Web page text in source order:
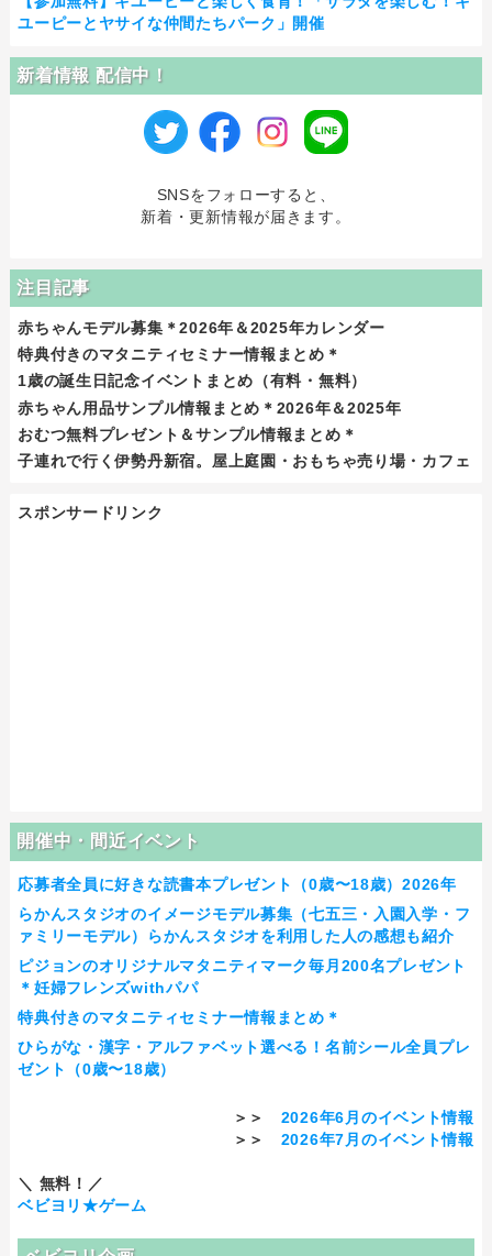
ユーピーとヤサイな仲間たちパーク」開催
新着情報 配信中！
SNSをフォローすると、
新着・更新情報が届きます。
注目記事
赤ちゃんモデル募集＊2026年＆2025年カレンダー
特典付きのマタニティセミナー情報まとめ＊
1歳の誕生日記念イベントまとめ（有料・無料）
赤ちゃん用品サンプル情報まとめ＊2026年＆2025年
おむつ無料プレゼント＆サンプル情報まとめ＊
子連れで行く伊勢丹新宿。屋上庭園・おもちゃ売り場・カフェ
スポンサードリンク
開催中・間近イベント
応募者全員に好きな読書本プレゼント（0歳〜18歳）2026年
らかんスタジオのイメージモデル募集（七五三・入園入学・フ
ァミリーモデル）らかんスタジオを利用した人の感想も紹介
ピジョンのオリジナルマタニティマーク毎月200名プレゼント
＊妊婦フレンズwithパパ
特典付きのマタニティセミナー情報まとめ＊
ひらがな・漢字・アルファベット選べる！名前シール全員プレ
ゼント（0歳〜18歳）
＞＞ 2026年6月のイベント情報
＞＞ 2026年7月のイベント情報
＼ 無料！／
ベビヨリ★ゲーム